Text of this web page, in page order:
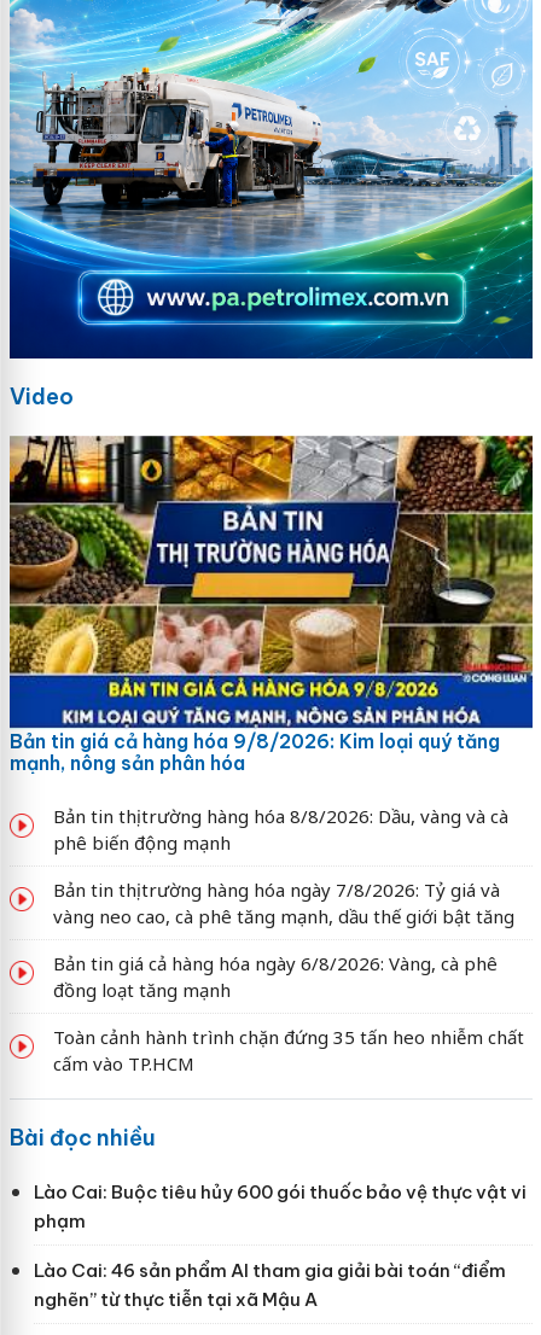
Video
Bản tin giá cả hàng hóa 9/8/2026: Kim loại quý tăng
mạnh, nông sản phân hóa
Bản tin thị trường hàng hóa 8/8/2026: Dầu, vàng và cà
phê biến động mạnh
Bản tin thị trường hàng hóa ngày 7/8/2026: Tỷ giá và
vàng neo cao, cà phê tăng mạnh, dầu thế giới bật tăng
Bản tin giá cả hàng hóa ngày 6/8/2026: Vàng, cà phê
đồng loạt tăng mạnh
Toàn cảnh hành trình chặn đứng 35 tấn heo nhiễm chất
cấm vào TP.HCM
Bài đọc nhiều
Lào Cai: Buộc tiêu hủy 600 gói thuốc bảo vệ thực vật vi
phạm
Lào Cai: 46 sản phẩm AI tham gia giải bài toán “điểm
nghẽn” từ thực tiễn tại xã Mậu A